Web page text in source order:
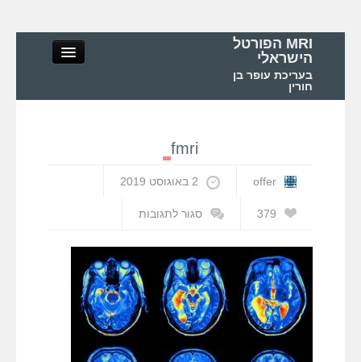
MRI הפורטל
הישראלי
בעריכת עופר בן
חורין
MRI – מושגי יסוד ופיזיקה
MRI – בדיקות ואפליקציות
MRI בישראל ובעולם
fmri
offer 2 באוגוסט 2019
379
סגור לתגובות
fmri